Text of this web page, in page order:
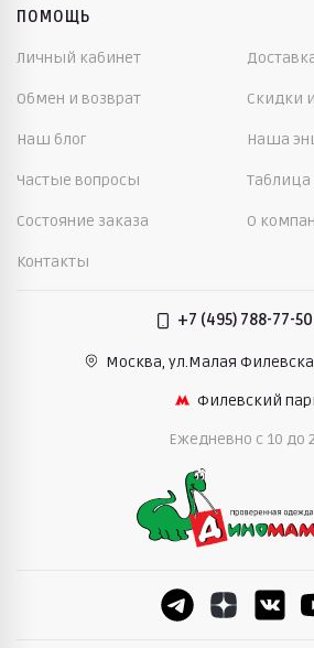
ПОМОЩЬ
Личный кабинет
Обмен и возврат Скидки
Наш блог Наша
Частые вопросы Таблица
Состояние заказа О
Контакты
+7 (495) 788-77-50
Москва, ул.Малая
Филевский
Ежедневно c 10 до